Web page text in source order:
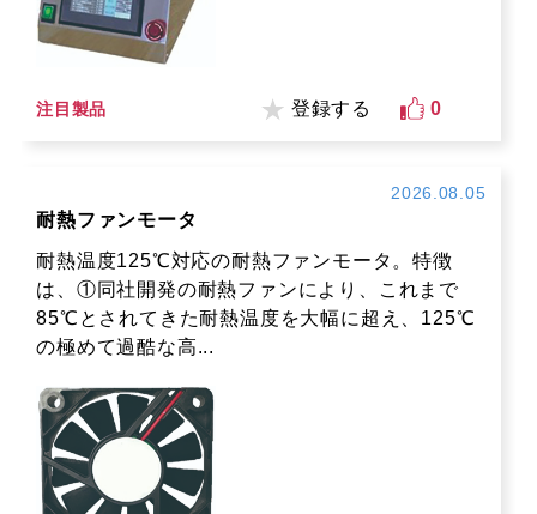
注目製品 登録する 0
2026.08.05
耐熱ファンモータ
耐熱温度125℃対応の耐熱ファンモータ。特徴
は、①同社開発の耐熱ファンにより、これまで
85℃とされてきた耐熱温度を大幅に超え、125℃
の極めて過酷な高...